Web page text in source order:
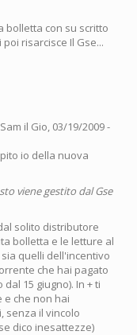
bolletta con su scritto
risarcisce Il Gse...
il Gio, 03/19/2009 -
io della nuova
viene gestito dal Gse
solito distributore
bolletta e le letture al
quelli dell'incentivo
che hai pagato
15 giugno). In + ti
e che non hai
senza il vincolo
dico inesattezze)